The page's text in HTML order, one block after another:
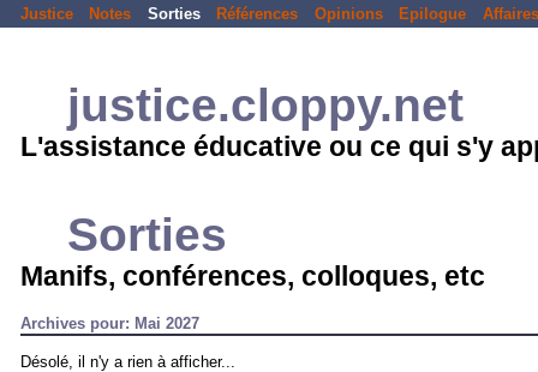
Justice Notes Sorties Références Opinions Epilogue Affaires
justice.cloppy.net
L'assistance éducative ou ce qui s'y
Sorties
Manifs, conférences, colloques, etc
Archives pour: Mai 2027
Désolé, il n'y a rien à afficher...